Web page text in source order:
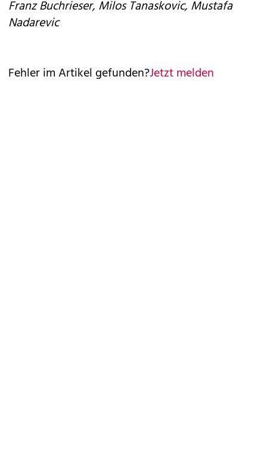
Franz Buchrieser, Milos Tanaskovic, Mustafa
Nadarevic
Fehler im Artikel gefunden?Jetzt melden